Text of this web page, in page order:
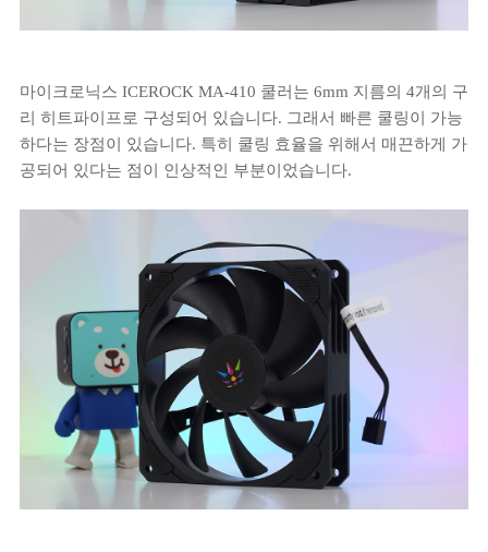
마이크로닉스 ICEROCK MA-410 쿨러는 6mm 지름의 4개의 구
리 히트파이프로 구성되어 있습니다. 그래서 빠른 쿨링이 가능
하다는 장점이 있습니다. 특히 쿨링 효율을 위해서 매끈하게 가
공되어 있다는 점이 인상적인 부분이었습니다.